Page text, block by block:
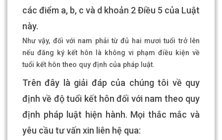
các điểm a, b, c và d khoản 2 Điều 5 của Luật
này.
Như vậy, đối với nam phải từ đủ hai mươi tuổi trở lên
nếu đăng ký kết hôn là không vi phạm điều kiện về
tuổi kết hôn theo quy định của pháp luật.
Trên đây là giải đáp của chúng tôi về quy
định về độ tuổi kết hôn đối với nam theo quy
định pháp luật hiện hành. Mọi thắc mắc và
yêu cầu tư vấn xin liên hệ qua: